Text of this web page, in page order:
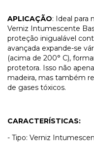
APLICAÇÃO: Ideal para
Verniz Intumescente
proteção inigualável
avançada expande-se
(acima de 200° C),
protetora. Isso não
madeira, mas também
de gases tóxicos.
CARACTERÍSTICAS:
- Tipo: Verniz